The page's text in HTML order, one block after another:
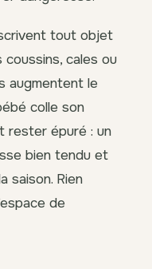
tout objet
coussins, cales ou
augmentent le
colle son
rester épuré : un
bien tendu et
saison. Rien
de